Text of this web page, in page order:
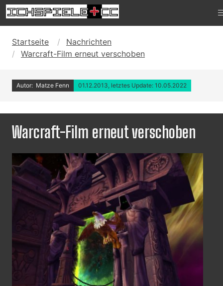
Startseite
Nachrichten
Warcraft-Film erneut verschoben
Autor: Matze Fenn 01.12.2013, letztes Update: 10.05.2022
Warcraft-Film erneut verschoben